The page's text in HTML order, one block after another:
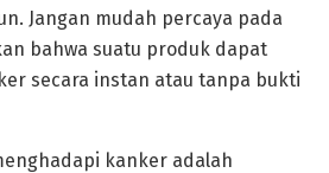
Jangan mudah percaya pada
bahwa suatu produk dapat
secara instan atau tanpa bukti
kanker adalah